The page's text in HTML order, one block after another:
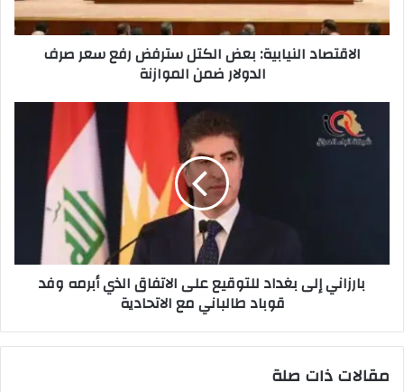
الدولار
الاقتصاد النيابية: بعض الكتل سترفض رفع سعر صرف
الدولار ضمن الموازنة
بغداد
وفد
بارزاني إلى بغداد للتوقيع على الاتفاق الذي أبرمه وفد
قوباد طالباني مع الاتحادية
مقالات ذات صلة